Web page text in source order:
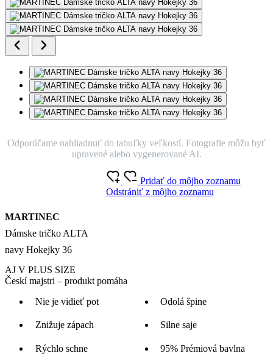
Odporúčame nahliadnuť do tabuľky veľkostí. Fotografie môžu byť
upravené alebo vygenerované AI.
MARTINEC
Dámske tričko ALTA
navy Hokejky 36
Pridať do môjho zoznamu
Odstrániť z môjho zoznamu
AJ V PLUS SIZE
Českí majstri – produkt pomáha
Nie je vidieť pot
Odolá špine
Znižuje zápach Silne saje
Rýchlo schne 95% Prémiová bavlna